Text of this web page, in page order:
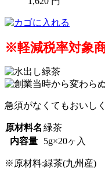
※軽減税率対象商
急須がなくてもおいし
原材料名 緑茶
内容量
5g×20ヶ入
※原材料:緑茶(九州産)